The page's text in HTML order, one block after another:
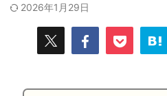
2026年1月29日